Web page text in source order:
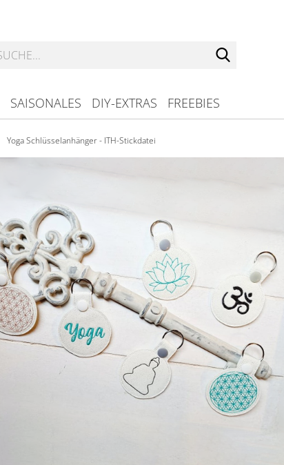
SAISONALES DIY-EXTRAS FREEBIES
Yoga Schlüsselanhänger - ITH-Stickdatei